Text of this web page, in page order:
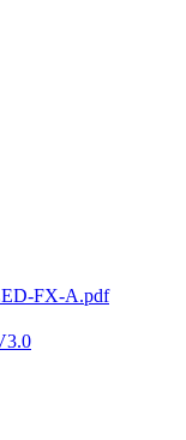
FX-A.pdf